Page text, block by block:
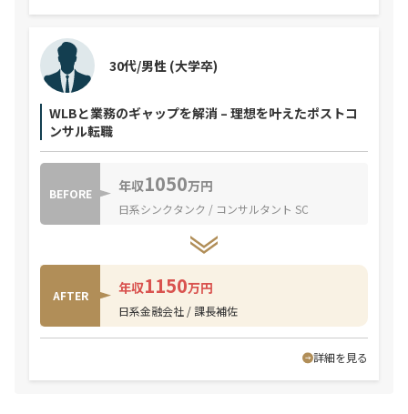
WLBと業務のギャップを解消 – 理想を叶えたポストコ
ンサル転職
30代/男性 (大学卒)
BEFORE 年収1050万円
日系シンクタンク / コンサルタント SC
AFTER 年収1150万円
日系金融会社 / 課長補佐
詳細を見る